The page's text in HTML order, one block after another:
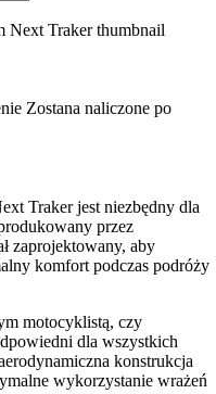
Zostana naliczone po
Traker jest niezbędny dla
przez
zaprojektowany, aby
komfort podczas podróży
motocyklistą, czy
dla wszystkich
konstrukcja
wykorzystanie wrażeń